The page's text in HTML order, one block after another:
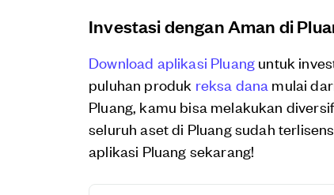
Investasi dengan Aman di
Download aplikasi Pluang untuk
puluhan produk reksa dana mulai
Pluang, kamu bisa melakukan
seluruh aset di Pluang sudah
aplikasi Pluang sekarang!